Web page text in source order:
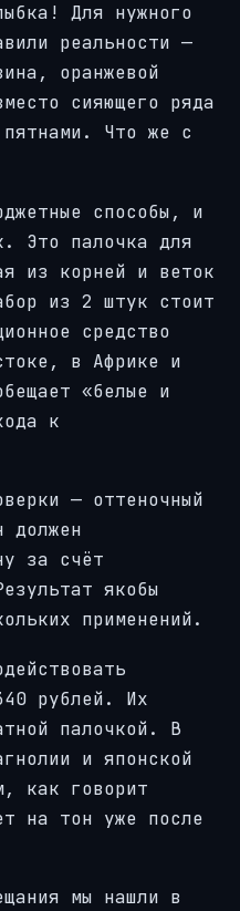
Для нужного
реальности —
оранжевой
сияющего ряда
Что же с
способы, и
Это палочка для
из корней и веток
из 2 штук стоит
средство
в Африке и
«белые и
к
— оттеночный
должен
за счёт
якобы
применений.
рублей. Их
палочкой. В
и японской
как говорит
на тон уже после
мы нашли в